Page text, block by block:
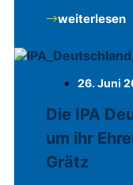
weiterlesen
26. Juni
Die IPA
um ihr
Grätz